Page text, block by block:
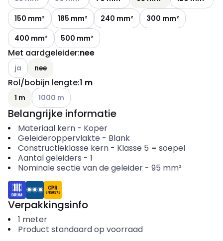
150 mm²
185 mm² 240 mm²
300 mm²
400 mm²
500 mm²
Met aardgeleider:nee
Andere varianten (Huidige combinatie niet mogelijk)
ja nee
Rol/bobijn lengte:1 m
1 m Andere varianten (Huidige combinatie niet mogelijk)
1000 m
Belangrijke informatie
Materiaal kern- Koper
Geleideroppervlakte - Blank
Constructieklasse kern- Klasse 5 = soepel
Aantal geleiders - 1
Nominale sectie van de geleider- 95 mm²
Verpakkingsinfo
1 meter
Product standaard op voorraad